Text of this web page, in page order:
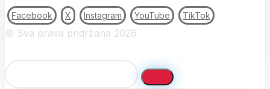
Facebook X Instagram YouTube TikTok
© Sva prava pridržana 2026